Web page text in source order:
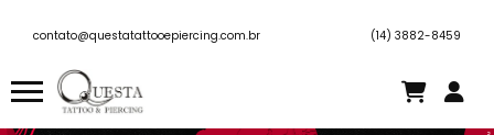
contato@questatattooepiercing.com.br (14) 3882-8459